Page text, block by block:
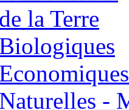
la Terre
-